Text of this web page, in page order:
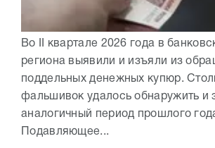
Во II квартале 2026 года в
региона выявили и изъяли из
поддельных денежных купюр.
фальшивок удалось обнаружить и
аналогичный период прошлого
Подавляющее...